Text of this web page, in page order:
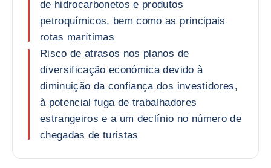
de hidrocarbonetos e produtos
petroquímicos, bem como as principais
rotas marítimas
Risco de atrasos nos planos de
diversificação económica devido à
diminuição da confiança dos investidores,
à potencial fuga de trabalhadores
estrangeiros e a um declínio no número de
chegadas de turistas